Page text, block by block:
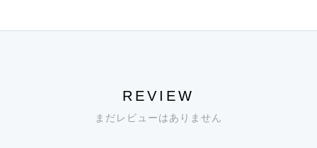
ラロッシュポゼ シカプラストリペアクリームB5＋
肌荒れ・乾燥を集中ケアする高保湿クリーム。バリア
分をムラにならないように重ね塗りをしてください。
REVIEW
まだレビューはありません